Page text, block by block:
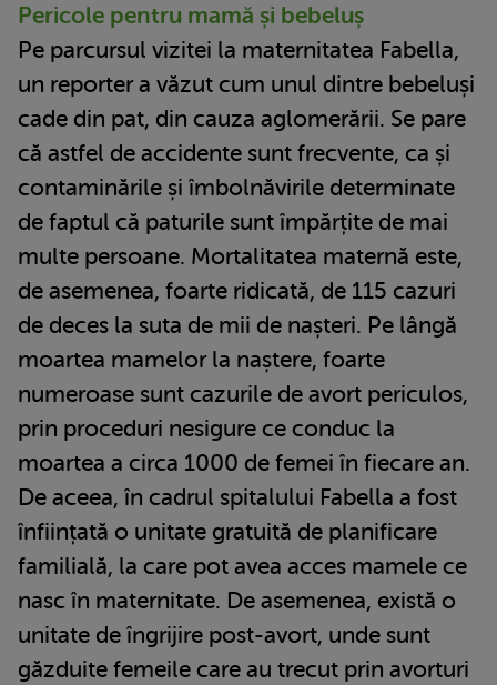
Pericole pentru mamă și bebeluș
Pe parcursul vizitei la maternitatea Fabella,
un reporter a văzut cum unul dintre bebeluși
cade din pat, din cauza aglomerării. Se pare
că astfel de accidente sunt frecvente, ca și
contaminările și îmbolnăvirile determinate
de faptul că paturile sunt împărțite de mai
multe persoane. Mortalitatea maternă este,
de asemenea, foarte ridicată, de 115 cazuri
de deces la suta de mii de nașteri. Pe lângă
moartea mamelor la naștere, foarte
numeroase sunt cazurile de avort periculos,
prin proceduri nesigure ce conduc la
moartea a circa 1000 de femei în fiecare an.
De aceea, în cadrul spitalului Fabella a fost
înființată o unitate gratuită de planificare
familială, la care pot avea acces mamele ce
nasc în maternitate. De asemenea, există o
unitate de îngrijire post-avort, unde sunt
găzduite femeile care au trecut prin avorturi